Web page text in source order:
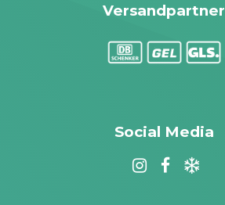
Versandpartner
Social Media